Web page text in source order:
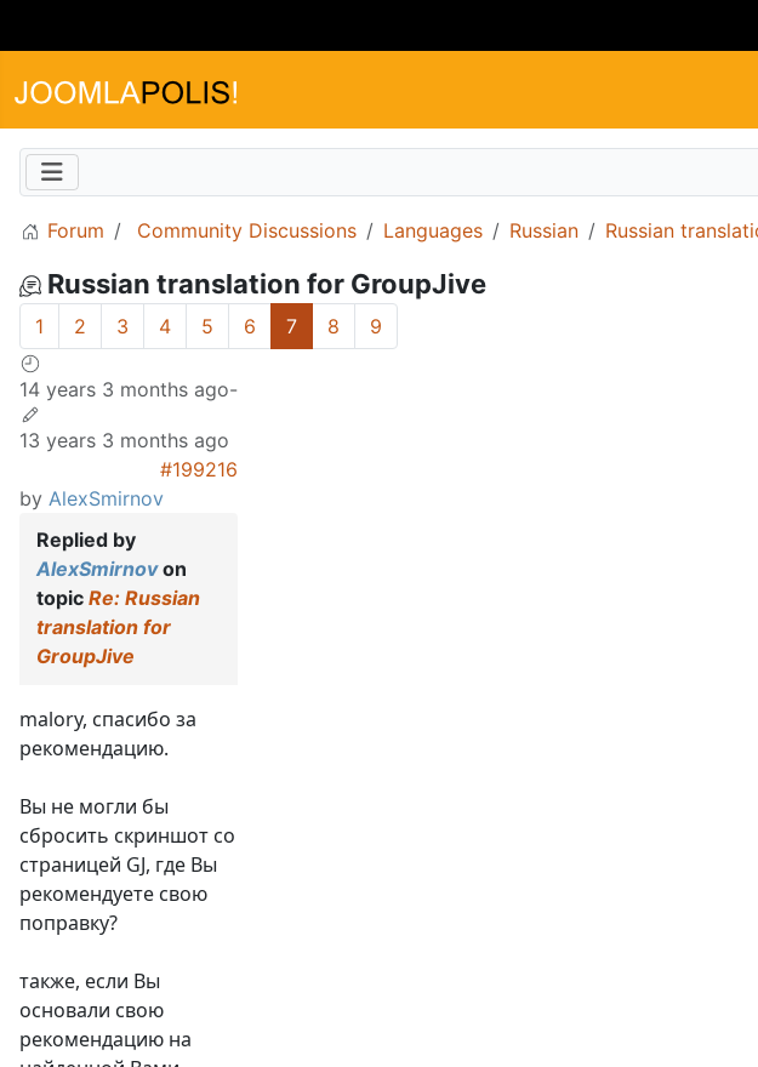
Forum Community Discussions Languages Russian Russian
Russian translation for GroupJive
1 2 3 4 5 6 7 8 9
14 years 3 months ago-
13 years 3 months ago
#199216
by AlexSmirnov
Replied by
AlexSmirnovon
topic Re: Russian
translation for
GroupJive
malory, спасибо за
рекомендацию.
Вы не могли бы
сбросить скриншот со
страницей GJ, где Вы
рекомендуете свою
поправку?
также, если Вы
основали свою
рекомендацию на